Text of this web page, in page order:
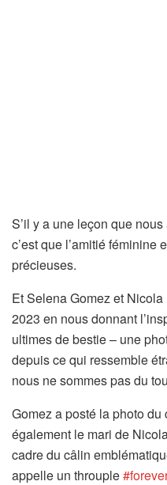
S’il y a une leçon que
c’est que l’amitié féminine
précieuses.
Et Selena Gomez et
2023 en nous donnant
ultimes de bestie – une
depuis ce qui ressemble
nous ne sommes pas du
Gomez a posté la photo
également le mari de
cadre du câlin
appelle un throuple